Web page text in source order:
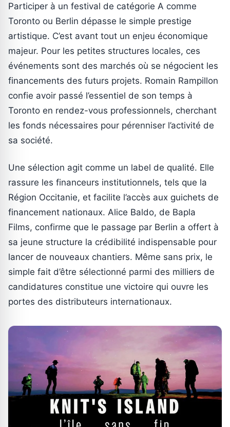
Participer à un festival de catégorie A comme
Toronto ou Berlin dépasse le simple prestige
artistique. C’est avant tout un enjeu économique
majeur. Pour les petites structures locales, ces
événements sont des marchés où se négocient les
financements des futurs projets. Romain Rampillon
confie avoir passé l’essentiel de son temps à
Toronto en rendez-vous professionnels, cherchant
les fonds nécessaires pour pérenniser l’activité de
sa société.
Une sélection agit comme un label de qualité. Elle
rassure les financeurs institutionnels, tels que la
Région Occitanie, et facilite l’accès aux guichets de
financement nationaux. Alice Baldo, de Bapla
Films, confirme que le passage par Berlin a offert à
sa jeune structure la crédibilité indispensable pour
lancer de nouveaux chantiers. Même sans prix, le
simple fait d’être sélectionné parmi des milliers de
candidatures constitue une victoire qui ouvre les
portes des distributeurs internationaux.